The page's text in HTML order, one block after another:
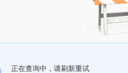
正在查询中，请刷新重试